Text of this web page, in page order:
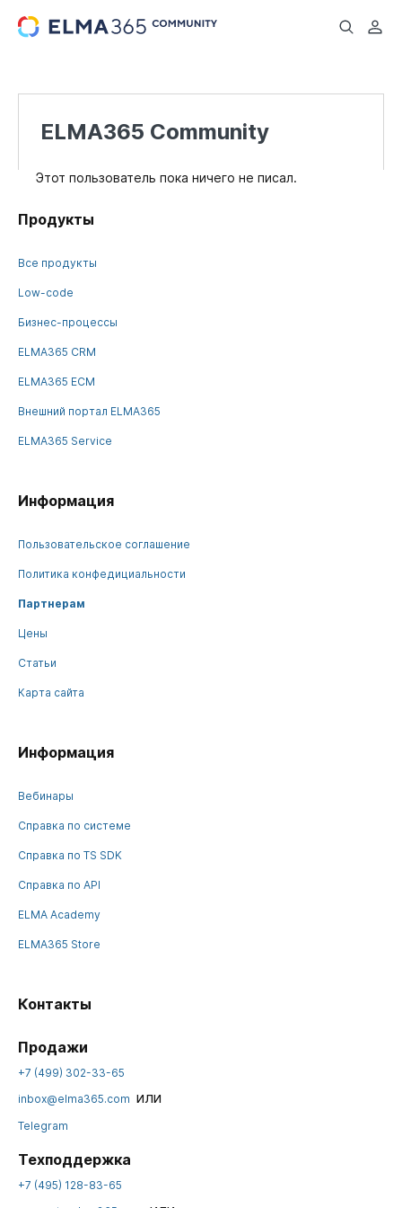
...
ELMA365 Community
Этот пользователь пока ничего не писал.
Продукты
Все продукты
Low-code
Бизнес-процессы
ELMA365 CRM
ELMA365 ECM
Внешний портал ELMA365
ELMA365 Service
Информация
Пользовательское соглашение
Политика конфедициальности
Партнерам
Цены
Статьи
Карта сайта
Информация
Вебинары
Справка по системе
Справка по TS SDK
Справка по API
ELMA Academy
ELMA365 Store
Контакты
Продажи
+7 (499) 302-33-65
inbox@elma365.com или
Telegram
Техподдержка
+7 (495) 128-83-65